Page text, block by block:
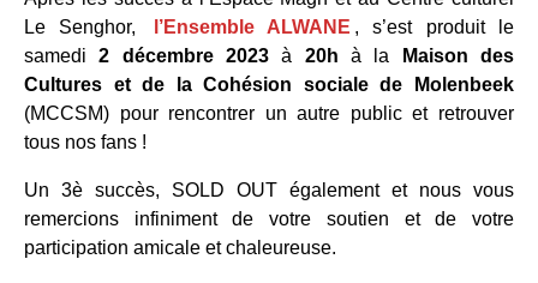
Le Senghor,
l’Ensemble ALWANE , s’est produit le
samedi2 décembre 2023 à 20hà la
Maison des
Cultures et de la Cohésion sociale de Molenbeek
(MCCSM) pour rencontrer un autre public et retrouver
tous nos fans !
Un 3è succès, SOLD OUT également et nous vous
remercions infiniment de votre soutien et de votre
participation amicale et chaleureuse.